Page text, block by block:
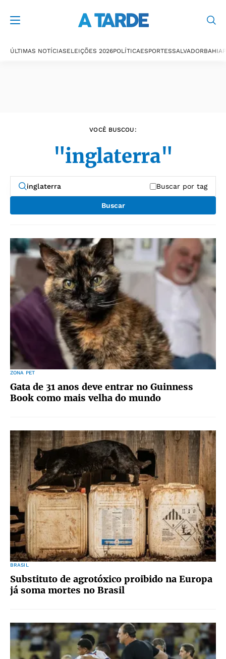
ÚLTIMAS NOTÍCIASELEIÇÕES 2026POLÍTICAESPORTESSALVADORBAHIA
VOCÊ BUSCOU:
"inglaterra"
Buscar por tag
Buscar
ZONA PET
Gata de 31 anos deve entrar no Guinness
Book como mais velha do mundo
BRASIL
Substituto de agrotóxico proibido na Europa
já soma mortes no Brasil